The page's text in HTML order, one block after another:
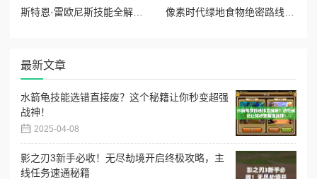
最新文章
水箭龟技能选错直接废？这个秘籍让你秒变超强
战神！
2025-04-08
影之刃3新手必收！无尽劫境开启终极攻略，主
线任务速通秘籍